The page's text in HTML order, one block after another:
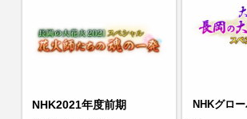
NHK2021年度前期
NHKグロー